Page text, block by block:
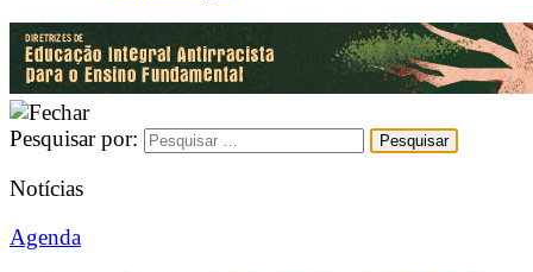
Pesquisar por:
Notícias
Agenda